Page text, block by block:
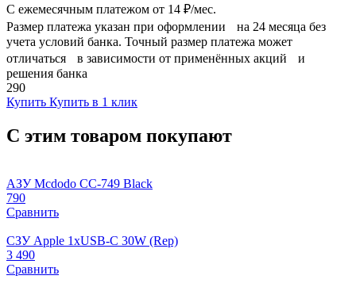
С ежемесячным платежом от 14 ₽/мес.
Размер платежа указан при оформлении на 24 месяца без
учета условий банка. Точный размер платежа может
отличаться в зависимости от применённых акций и
решения банка
290
Купить Купить в 1 клик
С этим товаром покупают
АЗУ Mcdodo CC-749 Black
790
Сравнить
СЗУ Apple 1xUSB-C 30W (Rep)
3 490
Сравнить